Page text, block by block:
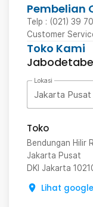
Pembelian
Telp : (021) 39
Customer
Toko Kami
Lokasi
Jakarta Pusat
Toko
Bendungan Hilir
Jakarta Pusat
DKI Jakarta
Lihat